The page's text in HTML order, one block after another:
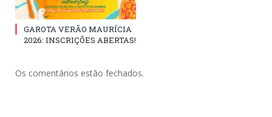
GAROTA VERÃO MAURÍCIA
2026: INSCRIÇÕES ABERTAS!
Os comentários estão fechados.